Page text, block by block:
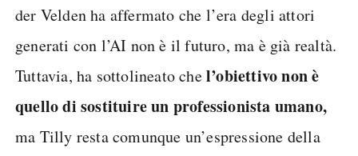
der Velden ha affermato che l’era degli attori
generati con l’AI non è il futuro, ma è già realtà.
Tuttavia, ha sottolineato chel’obiettivo non è
quello di sostituire un professionista umano,
ma Tilly resta comunque un’espressione della